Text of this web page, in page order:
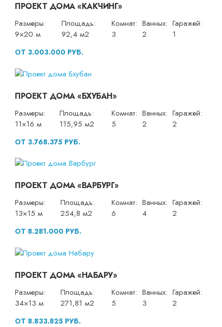
ПРОЕКТ ДОМА «КАКЧИНГ»
Размеры:
9×20 м
Площадь:
92,4 м2
Комнат:
3
Ванных:
2
Гаражей:
1
ОТ 3.003.000 РУБ.
ПРОЕКТ ДОМА «БХУБАН»
Размеры:
11×16 м
Площадь:
115,95 м2
Комнат:
5
Ванных:
2
Гаражей:
2
ОТ 3.768.375 РУБ.
ПРОЕКТ ДОМА «ВАРБУРГ»
Размеры:
13×15 м
Площадь:
254,8 м2
Комнат:
6
Ванных:
4
Гаражей:
2
ОТ 8.281.000 РУБ.
ПРОЕКТ ДОМА «НАБАРУ»
Размеры:
34×13 м
Площадь:
271,81 м2
Комнат:
5
Ванных:
3
Гаражей:
2
ОТ 8.833.825 РУБ.